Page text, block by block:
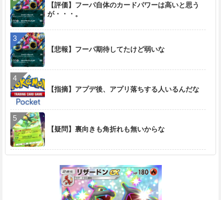
【評価】フーパ自体のカードパワーは高いと思う
が・・・。
【悲報】フーパ期待してたけど弱いな
【指摘】アプデ後、アプリ落ちする人いるんだな
【疑問】裏向きも角折れも無いからな